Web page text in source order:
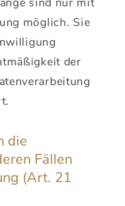
möglich. Sie
der
die
Fällen
(Art. 21